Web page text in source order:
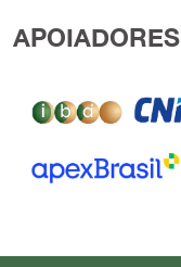
APOIADORES